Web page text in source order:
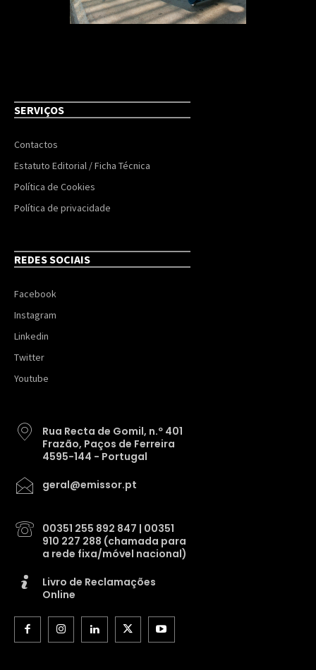
SERVIÇOS
Contactos
Estatuto Editorial / Ficha Técnica
Política de Cookies
Política de privacidade
REDES SOCIAIS
Facebook
Instagram
Linkedin
Twitter
Youtube
Rua Recta de Gomil, n.º 401
Frazão, Paços de Ferreira
4595-144 - Portugal
geral@emissor.pt
00351 255 892 847 | 00351
910 227 288 (chamada para
a rede fixa/móvel nacional)
Livro de Reclamações
Online